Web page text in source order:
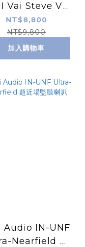
Vai Steve Vai
名款電吉他音箱
NT$8,800
NT$9,800
加入購物車
Audio IN-UNF
Nearfield 超